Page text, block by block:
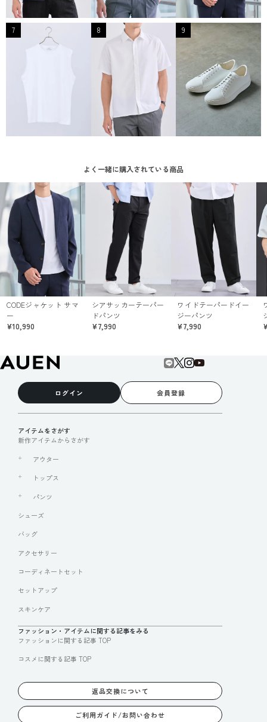
7 8 9
よく一緒に購入されている商品
CODEジャケット サマ
ー
¥10,990
シアサッカーテーパー
ドパンツ
¥7,990
ワイドテーパードイー
ジーパンツ
¥7,990
ログイン 会員登録
アイテムをさがす
新作アイテムからさがす
アウター
トップス
パンツ
シューズ
バッグ
アクセサリー
コーディネートセット
セットアップ
スキンケア
ファッション・アイテムに関する記事をみる
ファッションに関する記事 TOP
コスメに関する記事 TOP
返品交換について
ご利用ガイド/お問い合わせ